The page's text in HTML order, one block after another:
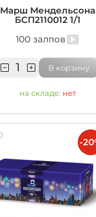
Марш Мендельсона
БСП2110012 1/1
100 залпов
В корзину
на складе: нет
-